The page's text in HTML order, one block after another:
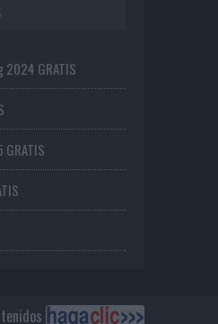
GRATIS